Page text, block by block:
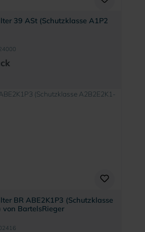
39 ASt (Schutzklasse A1P2
BR ABE2K1P3 (Schutzklasse
von BartelsRieger